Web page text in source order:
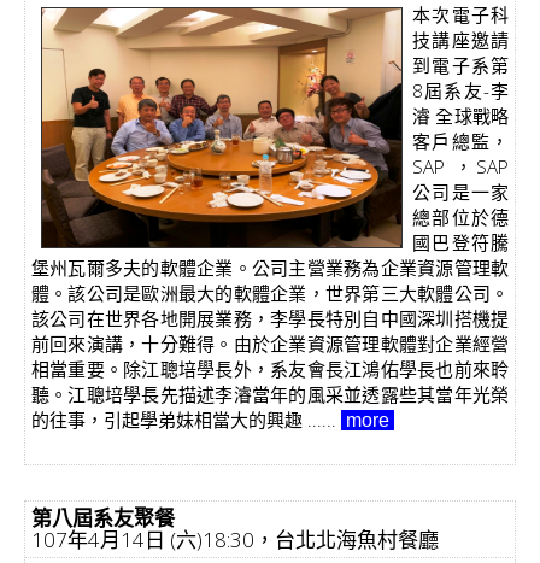
本次電子科
技講座邀請
到電子系第
8屆系友-李
濬 全球戰略
客戶總監，
SAP ，SAP
公司是一家
總部位於德
國巴登符騰
堡州瓦爾多夫的軟體企業。公司主營業務為企業資源管理軟
體。該公司是歐洲最大的軟體企業，世界第三大軟體公司。
該公司在世界各地開展業務，李學長特別自中國深圳搭機提
前回來演講，十分難得。由於企業資源管理軟體對企業經營
相當重要。除江聰培學長外，系友會長江鴻佑學長也前來聆
聽。江聰培學長先描述李濬當年的風采並透露些其當年光榮
的往事，引起學弟妹相當大的興趣 ...... more
第八屆系友聚餐
107年4月14日 (六)18:30，台北北海魚村餐廳